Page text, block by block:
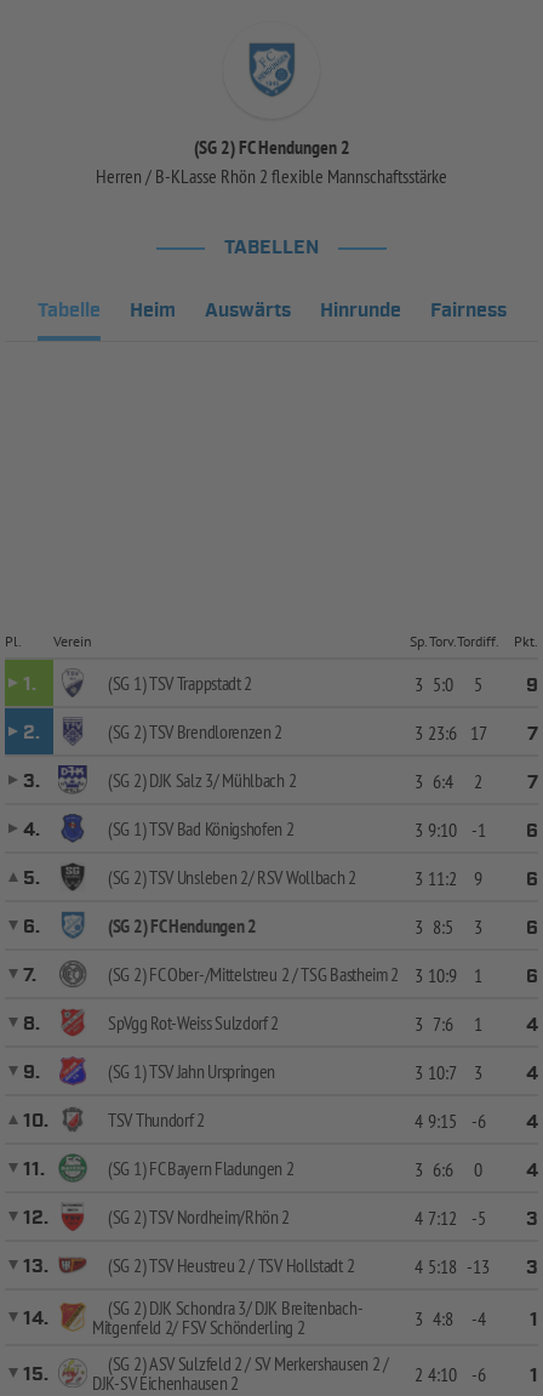
(SG 2) FC Hendungen 2
Herren / B-KLasse Rhön 2 flexible Mannschaftsstärke
TABELLEN
Tabelle Heim Auswärts Hinrunde Fairness
Pl. Verein Sp. Torv.Tordiff. Pkt.
1. (SG 1) TSV Trappstadt 2 3 5:0 5
9
2.
(SG 2) TSV Brendlorenzen 2 3 23:6 17
7
3.
(SG 2) DJK Salz 3/ Mühlbach 2 3 6:4 2
7
4.
(SG 1) TSV Bad Königshofen 2 3 9:10 -1
6
5.
(SG 2) TSV Unsleben 2/ RSV Wollbach 2 3 11:2 9
6
6.
(SG 2) FC Hendungen 2 3 8:5 3
6
7.
(SG 2) FC Ober-/Mittelstreu 2 / TSG Bastheim 2 3 10:9 1
6
8.
SpVgg Rot-Weiss Sulzdorf 2 3 7:6 1
4
9.
(SG 1) TSV Jahn Urspringen 3 10:7 3
4
10.
TSV Thundorf 2 4 9:15 -6
4
11.
(SG 1) FC Bayern Fladungen 2 3 6:6 0
4
12.
(SG 2) TSV Nordheim/Rhön 2 4 7:12 -5
3
13.
(SG 2) TSV Heustreu 2 / TSV Hollstadt 2 4 5:18 -13
3
14.
(SG 2) DJK Schondra 3/ DJK Breitenbach-
Mitgenfeld 2/ FSV Schönderling 2
3 4:8 -4 1
15.
(SG 2) ASV Sulzfeld 2 / SV Merkershausen 2 /
DJK-SV Eichenhausen 2
2 4:10 -6
1